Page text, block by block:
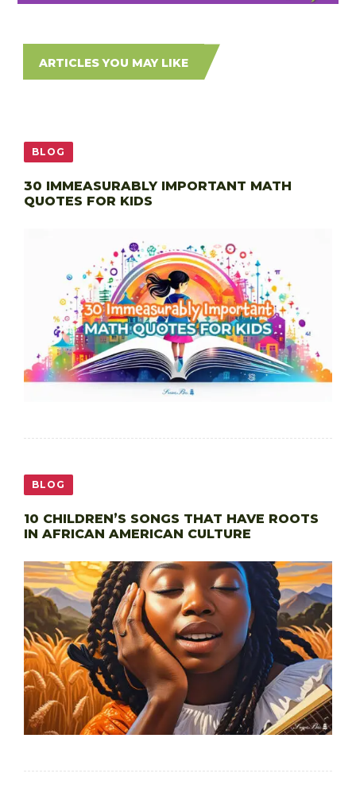
ARTICLES YOU MAY LIKE
BLOG
30 IMMEASURABLY IMPORTANT MATH
QUOTES FOR KIDS
BLOG
10 CHILDREN’S SONGS THAT HAVE ROOTS
IN AFRICAN AMERICAN CULTURE